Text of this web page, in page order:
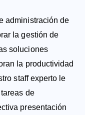
administración de
la gestión de
soluciones
la productividad
staff experto le
de
presentación